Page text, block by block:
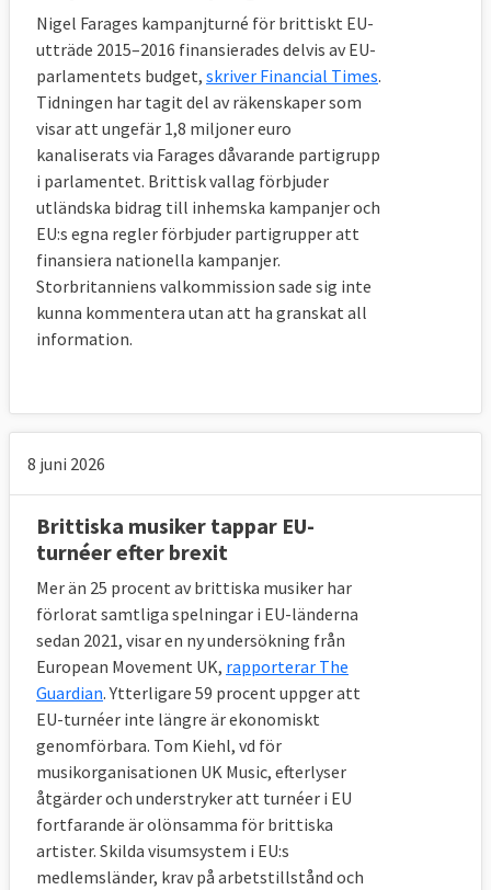
medborgare i Storbritannien upphöra.
8. Hur mycket måste Storbritannien
betala vid utträdet?
Uppskattningsvis 460 miljarder kronor.
Som EU-land har Storbritannien åtagit sig att
betala sin medlemsavgift fram till december
2020 i olika projekt som ibland sträcker sig
långt fram i tiden. Landet är även garant för
många EU-lån som i vissa fall löper ut om
30-40 år.
Förhandlarna har enats om att Storbritannien
ska uppfylla alla de åtaganden man gjort
kronor. För att sätta det i perspektiv
beräknas Storbritanniens offentliga utgifter
2017 bli motsvarande 8 340 miljarder kronor.
Den totala brittiska EU-skulden uppgår med
andra ord till drygt fem procent av landets
utgifter för ett år.
9. Hur se övergångsperioden ut?
Alla EU-regler fortsätter att gälla för
Storbritannien men landets företrädare
försvinner från EU-institutionerna och får
inget formellt inflytande.
EU och Storbritannien har på brittisk
Nigel Farages kampanjturné för brittiskt EU-
utträde 2015–2016 finansierades delvis av EU-
parlamentets budget, skriver Financial Times.
Tidningen har tagit del av räkenskaper som
visar att ungefär 1,8 miljoner euro
kanaliserats via Farages dåvarande partigrupp
i parlamentet. Brittisk vallag förbjuder
utländska bidrag till inhemska kampanjer och
EU:s egna regler förbjuder partigrupper att
finansiera nationella kampanjer.
Storbritanniens valkommission sade sig inte
kunna kommentera utan att ha granskat all
information.
8 juni 2026
Brittiska musiker tappar EU-
turnéer efter brexit
Mer än 25 procent av brittiska musiker har
förlorat samtliga spelningar i EU-länderna
sedan 2021, visar en ny undersökning från
European Movement UK, rapporterar The
Guardian. Ytterligare 59 procent uppger att
EU-turnéer inte längre är ekonomiskt
genomförbara. Tom Kiehl, vd för
musikorganisationen UK Music, efterlyser
åtgärder och understryker att turnéer i EU
fortfarande är olönsamma för brittiska
artister. Skilda visumsystem i EU:s
medlemsländer, krav på arbetstillstånd och